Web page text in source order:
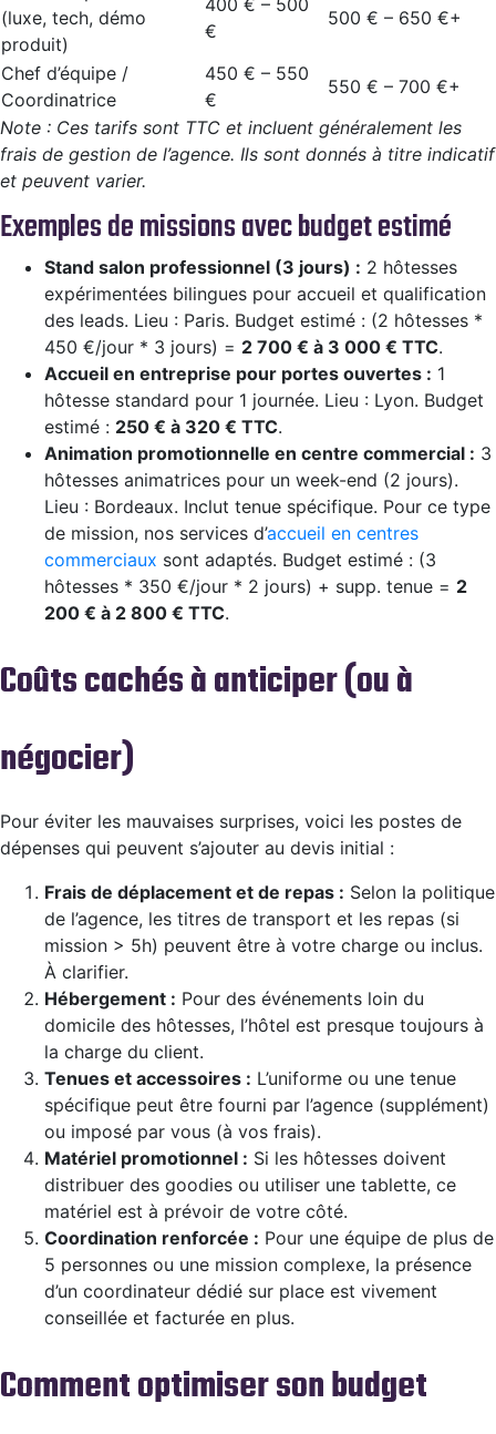
(luxe, tech, démo
produit)
€
500 € – 650 €+
Chef d’équipe /
Coordinatrice
450 € – 550
€
550 € – 700 €+
Note : Ces tarifs sont TTC et incluent généralement les
frais de gestion de l’agence. Ils sont donnés à titre indicatif
et peuvent varier.
Exemples de missions avec budget estimé
Stand salon professionnel (3 jours) : 2 hôtesses
expérimentées bilingues pour accueil et qualification
des leads. Lieu : Paris. Budget estimé : (2 hôtesses *
450 €/jour * 3 jours) = 2 700 € à 3 000 € TTC.
Accueil en entreprise pour portes ouvertes : 1
hôtesse standard pour 1 journée. Lieu : Lyon. Budget
estimé : 250 € à 320 € TTC.
Animation promotionnelle en centre commercial : 3
hôtesses animatrices pour un week-end (2 jours).
Lieu : Bordeaux. Inclut tenue spécifique. Pour ce type
de mission, nos services d’accueil en centres
commerciaux sont adaptés. Budget estimé : (3
hôtesses * 350 €/jour * 2 jours) + supp. tenue = 2
200 € à 2 800 € TTC.
Coûts cachés à anticiper (ou à
négocier)
Pour éviter les mauvaises surprises, voici les postes de
dépenses qui peuvent s’ajouter au devis initial :
Frais de déplacement et de repas : Selon la politique
de l’agence, les titres de transport et les repas (si
mission > 5h) peuvent être à votre charge ou inclus.
À clarifier.
Hébergement : Pour des événements loin du
domicile des hôtesses, l’hôtel est presque toujours à
la charge du client.
Tenues et accessoires : L’uniforme ou une tenue
spécifique peut être fourni par l’agence (supplément)
ou imposé par vous (à vos frais).
Matériel promotionnel : Si les hôtesses doivent
distribuer des goodies ou utiliser une tablette, ce
matériel est à prévoir de votre côté.
Coordination renforcée : Pour une équipe de plus de
5 personnes ou une mission complexe, la présence
d’un coordinateur dédié sur place est vivement
conseillée et facturée en plus.
Comment optimiser son budget